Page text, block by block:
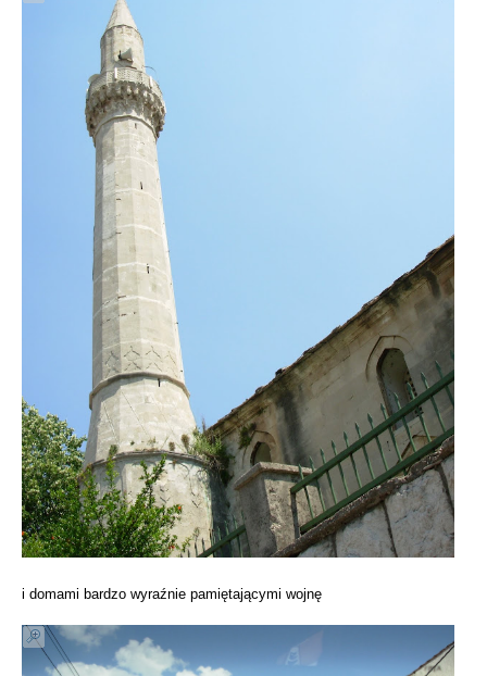
i domami bardzo wyraźnie pamiętającymi wojnę